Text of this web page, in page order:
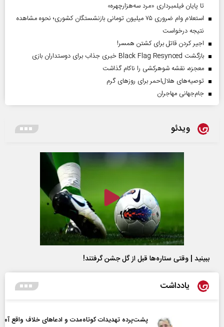
تا پایان فیلمبرداری «مرد سه‌هزارچهره»
استعلام وام ضروری ۷۵ میلیون تومانی بازنشستگان کشوری؛ نحوه مشاهده
نتیجه درخواست
اجیر کردن قاتل برای کشتن همسر!
بازگشت Black Flag Resynced خبری جذاب برای دوستداران بازی
معجزه، نقشه شوهرکشی را ناکام گذاشت
توصیه‌های هلال‌احمر برای روز‌های گرم
جام‌جهانی مهاجران
ویدئو
ببینید | وقتی ستاره‌ها قبل از گل جشن گرفتند!
یادداشت
پشت‌پرده تهدیدات کوتاه‏‌مدت و ادعا‌های خلاف واقع آمریکا